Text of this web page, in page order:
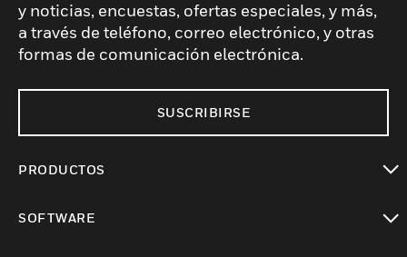
y noticias, encuestas, ofertas especiales, y más,
a través de teléfono, correo electrónico, y otras
formas de comunicación electrónica.
SUSCRIBIRSE
PRODUCTOS
SOFTWARE